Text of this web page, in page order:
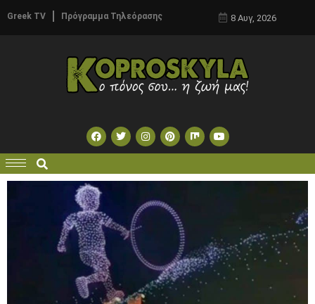
Greek TV Πρόγραμμα Τηλεόρασης 8 Αυγ, 2026